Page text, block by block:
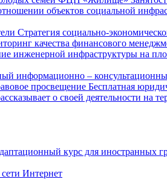
объектов социальной
Стратегия социально-
качества финансового
инженерной инфраструктуры на
информационно –
просвещение Бесплатная
о своей деятельности на
курс для иностранных
Интернет